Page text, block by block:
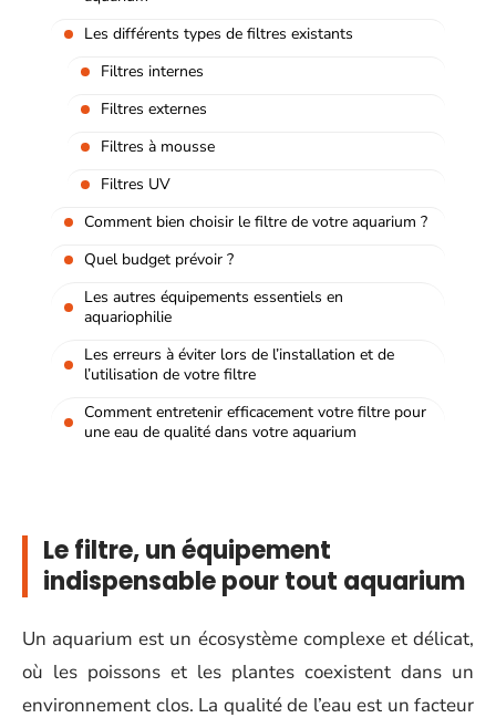
Les différents types de filtres existants
Filtres internes
Filtres externes
Filtres à mousse
Filtres UV
Comment bien choisir le filtre de votre aquarium ?
Quel budget prévoir ?
Les autres équipements essentiels en
aquariophilie
Les erreurs à éviter lors de l’installation et de
l’utilisation de votre filtre
Comment entretenir efficacement votre filtre pour
une eau de qualité dans votre aquarium
Le filtre, un équipement
indispensable pour tout aquarium
Un aquarium est un écosystème complexe et délicat,
où les poissons et les plantes coexistent dans un
environnement clos. La qualité de l’eau est un facteur